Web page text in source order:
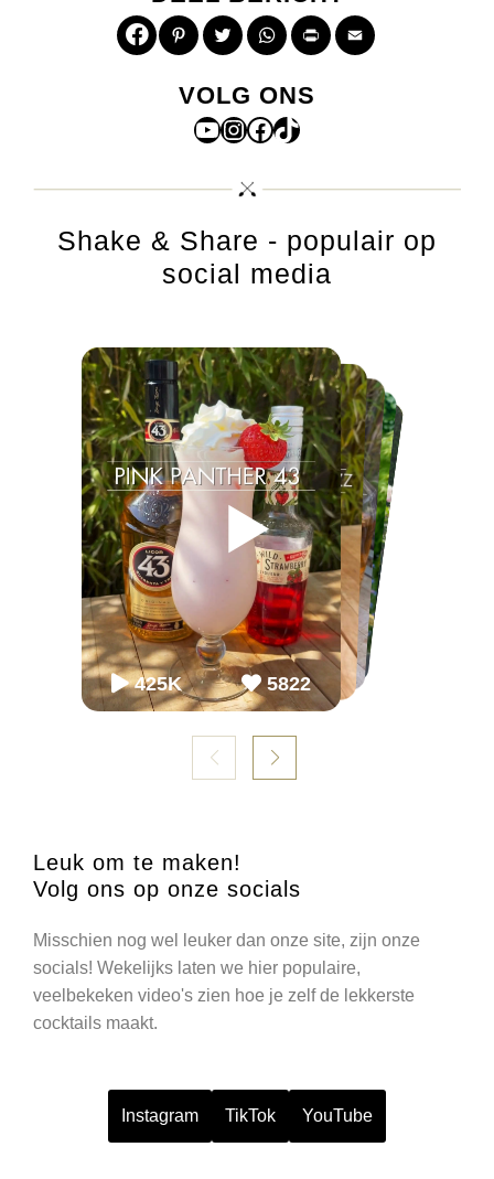
PinterestTwitterWhatsApp
Print
VOLG ONS
YouTube
Instagram
Facebook
TikTok
Shake & Share - populair op
social media
Leuk om te maken!
Volg ons op onze socials
Misschien nog wel leuker dan onze site, zijn onze
socials! Wekelijks laten we hier populaire,
veelbekeken video's zien hoe je zelf de lekkerste
cocktails maakt.
Instagram TikTok YouTube
▶
425K 5822
▶
98K 1099
▶
86K 952
▶
2.2M 54.3K
▶
65K
2243
▶
65K
868